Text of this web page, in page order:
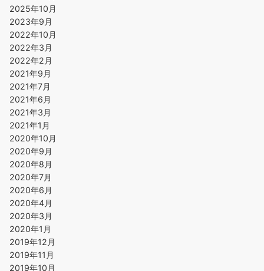
2025年10月
2023年9月
2022年10月
2022年3月
2022年2月
2021年9月
2021年7月
2021年6月
2021年3月
2021年1月
2020年10月
2020年9月
2020年8月
2020年7月
2020年6月
2020年4月
2020年3月
2020年1月
2019年12月
2019年11月
2019年10月